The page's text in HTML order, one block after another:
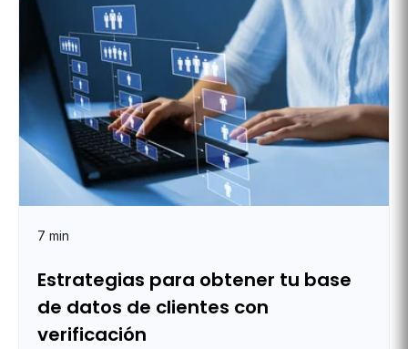
7 min
Estrategias para obtener tu base
de datos de clientes con
verificación